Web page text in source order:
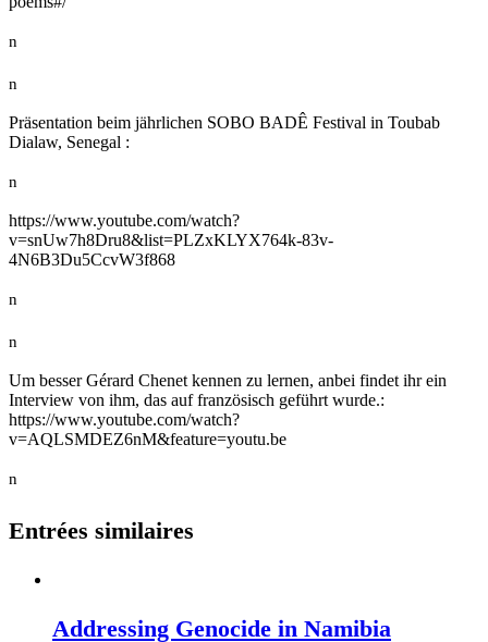
n
n
Präsentation beim jährlichen SOBO BADÊ Festival in Toubab
Dialaw, Senegal :
n
https://www.youtube.com/watch?
v=snUw7h8Dru8&list=PLZxKLYX764k-83v-
4N6B3Du5CcvW3f868
n
n
Um besser Gérard Chenet kennen zu lernen, anbei findet ihr ein
Interview von ihm, das auf französisch geführt wurde.:
https://www.youtube.com/watch?
v=AQLSMDEZ6nM&feature=youtu.be
n
Entrées similaires
Addressing Genocide in Namibia